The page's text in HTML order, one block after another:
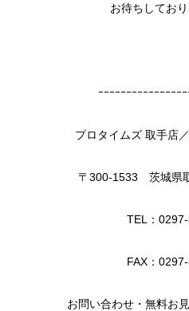
お待ちしてお
ｰｰｰｰｰｰｰｰｰｰｰｰｰｰｰ
プロタイムズ 取手店
〒300-1533 茨城県
TEL：
FAX：
お問い合わせ・無料お